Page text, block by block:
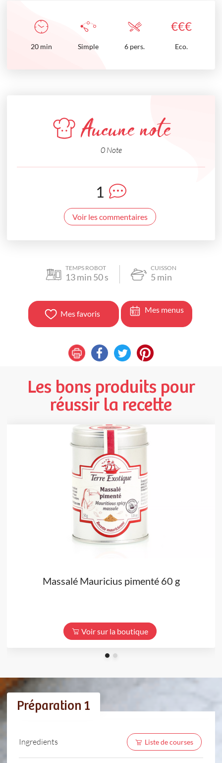
€€€
20 min Simple 6 pers. Eco.
Aucune note
0 Note
1
Voir les commentaires
TEMPS ROBOT
13min 50s
CUISSON
5 min
Mes favoris Mes menus
Les bons produits pour
réussir la recette
Massalé Mauricius pimenté 60 g
Voir sur la boutique
Préparation 1
Ingredients Liste de courses